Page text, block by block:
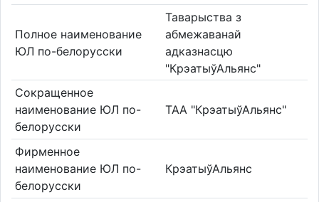
Полное наименование
ЮЛ по-белорусски
Таварыства з
абмежаванай
адказнасцю
"КрэатыўАльянс"
Сокращенное
наименование ЮЛ по-
белорусски
ТАА "КрэатыўАльянс"
Фирменное
наименование ЮЛ по-
белорусски
КрэатыўАльянс